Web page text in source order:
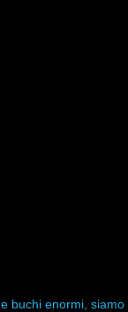
e buchi enormi,